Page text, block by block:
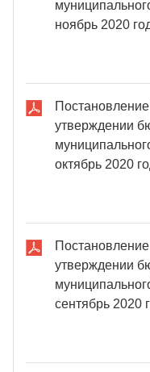
ноябрь 2020
утверждении
октябрь 2020
утверждении
сентябрь 2020